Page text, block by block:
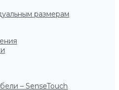
размерам
– SenseTouch